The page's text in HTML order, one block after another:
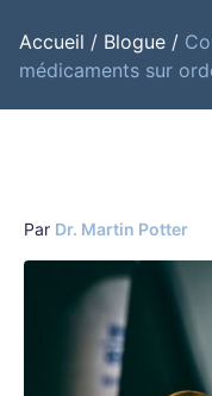
Accueil / Blogue /
médicaments sur
Par Dr. Martin Potter